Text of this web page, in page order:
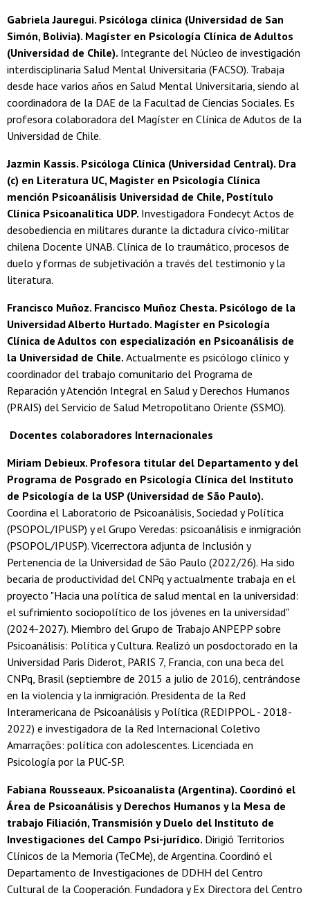
Gabriela Jauregui. Psicóloga clínica (Universidad de San
Simón, Bolivia). Magíster en Psicología Clínica de Adultos
(Universidad de Chile). Integrante del Núcleo de investigación
interdisciplinaria Salud Mental Universitaria (FACSO). Trabaja
desde hace varios años en Salud Mental Universitaria, siendo al
coordinadora de la DAE de la Facultad de Ciencias Sociales. Es
profesora colaboradora del Magíster en Clínica de Adutos de la
Universidad de Chile.
Jazmin Kassis. Psicóloga Clínica (Universidad Central). Dra
(c) en Literatura UC, Magister en Psicología Clínica
mención Psicoanálisis Universidad de Chile, Postítulo
Clínica Psicoanalítica UDP. Investigadora Fondecyt Actos de
desobediencia en militares durante la dictadura cívico-militar
chilena Docente UNAB. Clínica de lo traumático, procesos de
duelo y formas de subjetivación a través del testimonio y la
literatura.
Francisco Muñoz. Francisco Muñoz Chesta. Psicólogo de la
Universidad Alberto Hurtado. Magíster en Psicología
Clínica de Adultos con especialización en Psicoanálisis de
la Universidad de Chile. Actualmente es psicólogo clínico y
coordinador del trabajo comunitario del Programa de
Reparación y Atención Integral en Salud y Derechos Humanos
(PRAIS) del Servicio de Salud Metropolitano Oriente (SSMO).
Docentes colaboradores Internacionales
Miriam Debieux. Profesora titular del Departamento y del
Programa de Posgrado en Psicología Clínica del Instituto
de Psicología de la USP (Universidad de São Paulo).
Coordina el Laboratorio de Psicoanálisis, Sociedad y Política
(PSOPOL/IPUSP) y el Grupo Veredas: psicoanálisis e inmigración
(PSOPOL/IPUSP). Vicerrectora adjunta de Inclusión y
Pertenencia de la Universidad de São Paulo (2022/26). Ha sido
becaria de productividad del CNPq y actualmente trabaja en el
proyecto "Hacia una política de salud mental en la universidad:
el sufrimiento sociopolítico de los jóvenes en la universidad"
(2024-2027). Miembro del Grupo de Trabajo ANPEPP sobre
Psicoanálisis: Política y Cultura. Realizó un posdoctorado en la
Universidad Paris Diderot, PARIS 7, Francia, con una beca del
CNPq, Brasil (septiembre de 2015 a julio de 2016), centrándose
en la violencia y la inmigración. Presidenta de la Red
Interamericana de Psicoanálisis y Política (REDIPPOL - 2018-
2022) e investigadora de la Red Internacional Coletivo
Amarrações: política con adolescentes. Licenciada en
Psicología por la PUC-SP.
Fabiana Rousseaux. Psicoanalista (Argentina). Coordinó el
Área de Psicoanálisis y Derechos Humanos y la Mesa de
trabajo Filiación, Transmisión y Duelo del Instituto de
Investigaciones del Campo Psi-jurídico. Dirigió Territorios
Clínicos de la Memoria (TeCMe), de Argentina. Coordinó el
Departamento de Investigaciones de DDHH del Centro
Cultural de la Cooperación. Fundadora y Ex Directora del Centro